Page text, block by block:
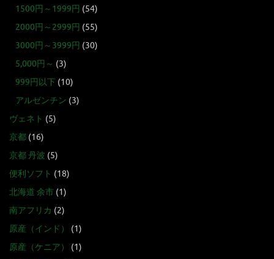
1500円～1999円 (54)
2000円～2999円 (55)
3000円～3999円 (30)
5,000円～ (3)
999円以下 (10)
アルゼンチン (3)
ヴェネト (5)
京都 (16)
京都 丹波 (5)
便利ソフト (18)
北海道 余市 (1)
南アフリカ (2)
原産（インド）
(1)
原産（ケニア）
(1)